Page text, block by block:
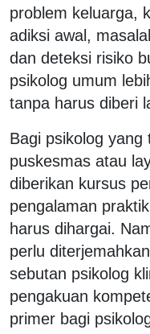
problem keluarga,
adiksi awal,
dan deteksi risiko
psikolog umum
tanpa harus diberi
Bagi psikolog yang
puskesmas atau
diberikan kursus
pengalaman
harus dihargai.
perlu
sebutan psikolog
pengakuan
primer bagi